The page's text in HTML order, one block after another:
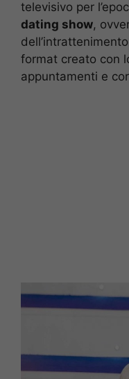
televisivo per
dating show,
format creato con
appuntamenti e